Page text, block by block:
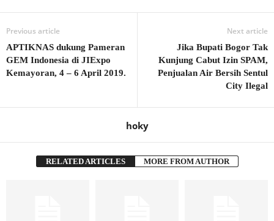
Previous article
APTIKNAS dukung Pameran
GEM Indonesia di JIExpo
Kemayoran, 4 – 6 April 2019.
Next article
Jika Bupati Bogor Tak
Kunjung Cabut Izin SPAM,
Penjualan Air Bersih Sentul
City Ilegal
hoky
RELATED ARTICLES MORE FROM AUTHOR